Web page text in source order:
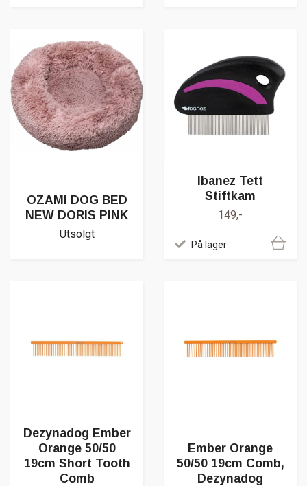
OZAMI DOG BED
NEW DORIS PINK
Utsolgt
Ibanez Tett
Stiftkam
149,-
På lager
Dezynadog Ember
Orange 50/50
19cm Short Tooth
Comb
Ember Orange
50/50 19cm Comb,
Dezynadog